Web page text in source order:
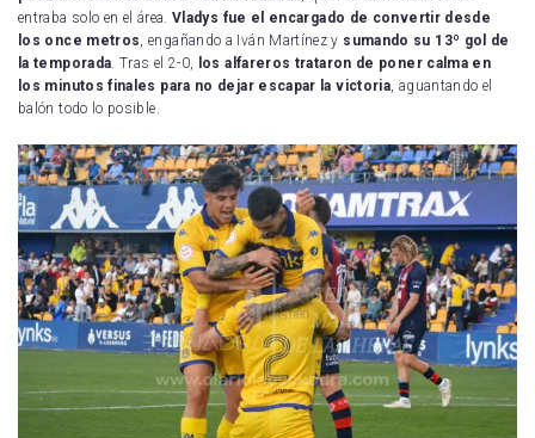
entraba solo en el área. Vladys fue el encargado de convertir desde
los once metros , engañando a Iván Martínez y sumando su 13º gol de
la temporada . Tras el 2-0,
los alfareros trataron de poner calma en
los minutos finales para no dejar escapar la victoria , aguantando el
balón todo lo posible.